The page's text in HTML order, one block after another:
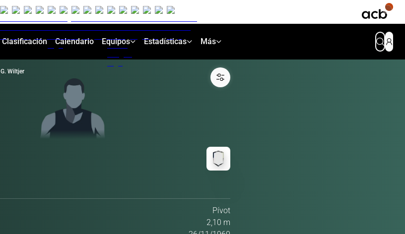
Clasificación Calendario Equipos Estadísticas Más
G. Wiltjer
Pívot
2,10 m